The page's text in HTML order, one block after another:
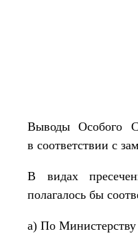
Выводы Особого
в соответствии с
В видах
полагалось бы
а) По